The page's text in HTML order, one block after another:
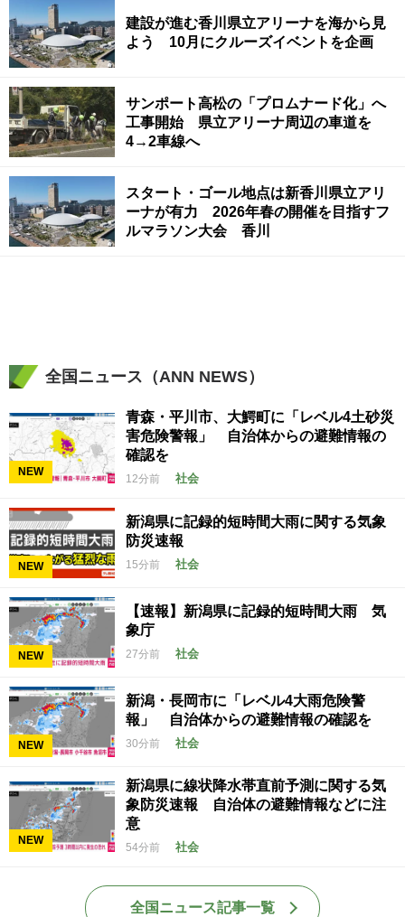
建設が進む香川県立アリーナを海から見
よう 10月にクルーズイベントを企画
サンポート高松の「プロムナード化」へ
工事開始 県立アリーナ周辺の車道を
4→2車線へ
スタート・ゴール地点は新香川県立アリ
ーナが有力 2026年春の開催を目指すフ
ルマラソン大会 香川
全国ニュース（ANN NEWS）
NEW
青森・平川市、大鰐町に「レベル4土砂災
害危険警報」 自治体からの避難情報の
確認を
12分前 社会
NEW
新潟県に記録的短時間大雨に関する気象
防災速報
15分前 社会
NEW
【速報】新潟県に記録的短時間大雨 気
象庁
27分前 社会
NEW
新潟・長岡市に「レベル4大雨危険警
報」 自治体からの避難情報の確認を
30分前 社会
NEW
新潟県に線状降水帯直前予測に関する気
象防災速報 自治体の避難情報などに注
意
54分前 社会
全国ニュース記事一覧